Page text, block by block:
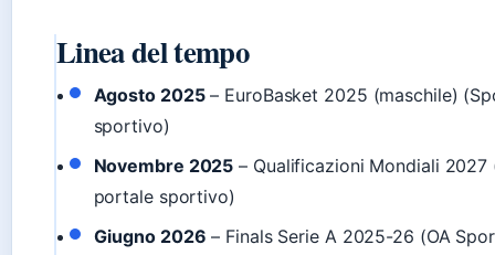
Linea del tempo
Agosto 2025– EuroBasket 2025 (maschile)
sportivo)
Novembre 2025 – Qualificazioni Mondiali 2027
portale sportivo)
Giugno 2026 – Finals Serie A 2025-26 (OA